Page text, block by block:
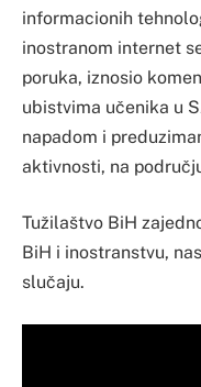
informacionih
inostranom internet
poruka, iznosio
ubistvima učenika u
napadom i
aktivnosti, na
Tužilaštvo BiH
BiH i inostranstvu,
slučaju.